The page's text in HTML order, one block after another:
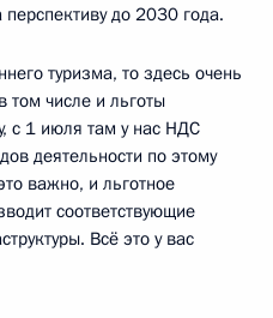
до 2030 года.
туризма, то здесь очень
том числе и льготы
с 1 июля там у нас НДС
деятельности по этому
важно, и льготное
соответствующие
Всё это у вас